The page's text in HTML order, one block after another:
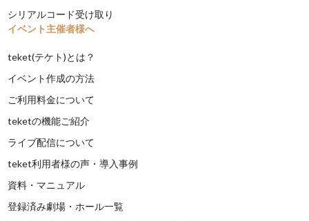
シリアルコード受け取り
イベント主催者様へ
teket(テケト)とは？
イベント作成の方法
ご利用料金について
teketの機能ご紹介
ライブ配信について
teket利用者様の声・導入事例
資料・マニュアル
登録済み劇場・ホール一覧